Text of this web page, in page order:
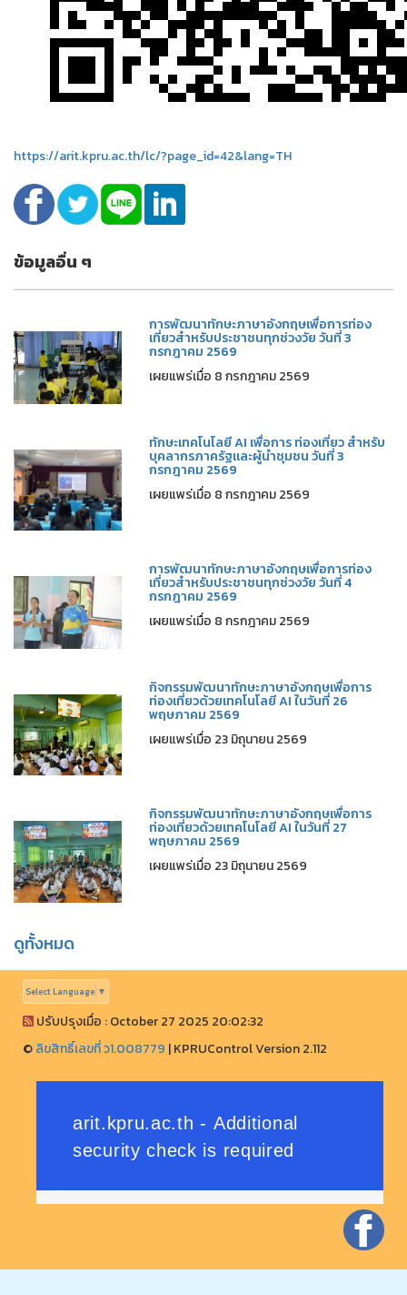
https://arit.kpru.ac.th/lc/?page_id=42&lang=TH
ข้อมูลอื่น ๆ
การพัฒนาทักษะภาษาอังกฤษเพื่อการท่อง
เที่ยวสำหรับประชาชนทุกช่วงวัย วันที่ 3
กรกฎาคม 2569
เผยแพร่เมื่อ 8 กรกฎาคม 2569
ทักษะเทคโนโลยี AI เพื่อการ ท่องเที่ยว สำหรับ
บุคลากรภาครัฐและผู้นำชุมชน วันที่ 3
กรกฎาคม 2569
เผยแพร่เมื่อ 8 กรกฎาคม 2569
การพัฒนาทักษะภาษาอังกฤษเพื่อการท่อง
เที่ยวสำหรับประชาชนทุกช่วงวัย วันที่ 4
กรกฎาคม 2569
เผยแพร่เมื่อ 8 กรกฎาคม 2569
กิจกรรมพัฒนาทักษะภาษาอังกฤษเพื่อการ
ท่องเที่ยวด้วยเทคโนโลยี AI ในวันที่ 26
พฤษภาคม 2569
เผยแพร่เมื่อ 23 มิถุนายน 2569
กิจกรรมพัฒนาทักษะภาษาอังกฤษเพื่อการ
ท่องเที่ยวด้วยเทคโนโลยี AI ในวันที่ 27
พฤษภาคม 2569
เผยแพร่เมื่อ 23 มิถุนายน 2569
ดูทั้งหมด
Select Language ▼
ปรับปรุงเมื่อ : October 27 2025 20:02:32
©ลิขสิทธิ์เลขที่ ว1.008779 |KPRUControl Version 2.112